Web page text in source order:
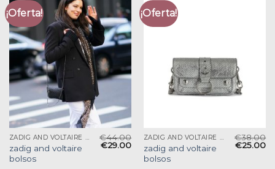
¡Oferta!
ZADIG AND VOLTAIRE BOLSOS
zadig and voltaire
bolsos
€44.00
€29.00
¡Oferta!
ZADIG AND VOLTAIRE BOLSOS
zadig and voltaire
bolsos
€38.00
€25.00